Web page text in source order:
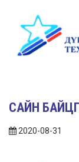
САЙН
2020-08-31